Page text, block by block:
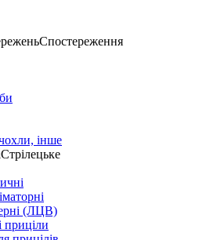
Спостереження
інше
Стрілецьке
(ЛЦВ)
приціли